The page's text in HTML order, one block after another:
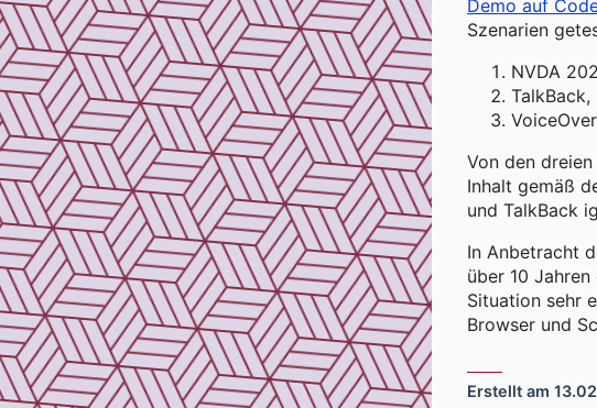
Demo auf
Szenarien
NVDA
TalkBack,
Von den
Inhalt gemäß
und TalkBack
In Anbetracht
über 10
Situation sehr
Browser und
Erstellt am